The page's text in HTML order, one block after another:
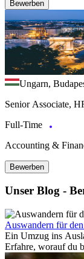
Bewerben
Ungarn,
Senior Associate,
Full-Time
Accounting &
Bewerben
Unser Blog -
Auswandern für
Ein Umzug ins
Erfahre, worauf du